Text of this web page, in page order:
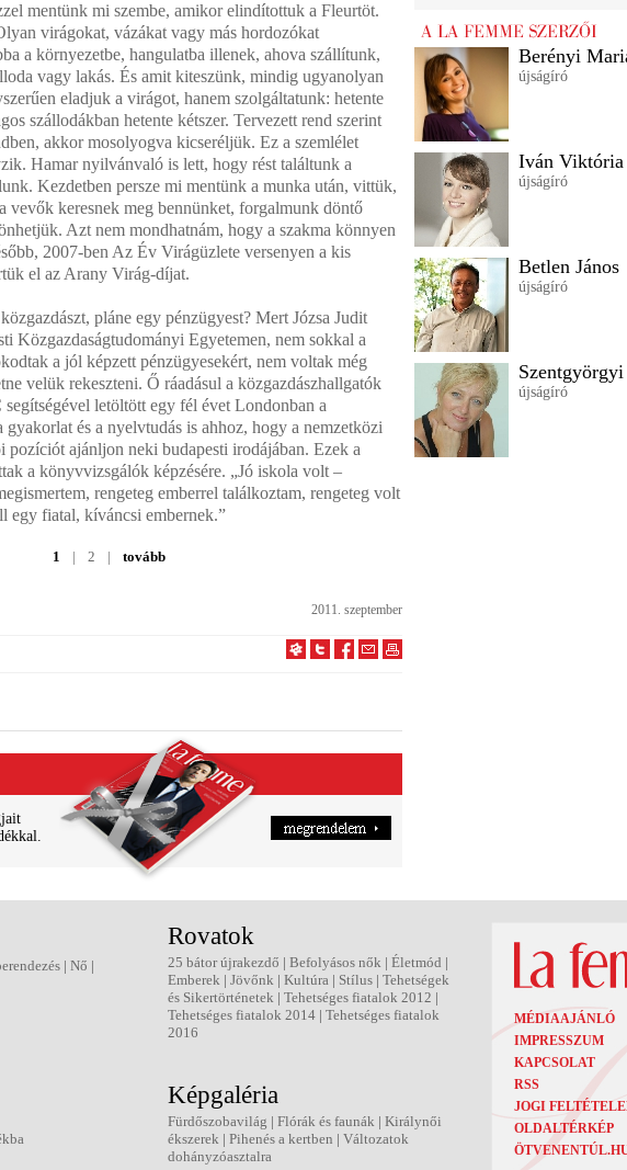
mentünk mi szembe, amikor elindítottuk a Fleurtöt.
virágokat, vázákat vagy más hordozókat
a környezetbe, hangulatba illenek, ahova szállítunk,
vagy lakás. És amit kiteszünk, mindig ugyanolyan
eladjuk a virágot, hanem szolgáltatunk: hetente
szállodákban hetente kétszer. Tervezett rend szerint
akkor mosolyogva kicseréljük. Ez a szemlélet
Hamar nyilvánvaló is lett, hogy rést találtunk a
Kezdetben persze mi mentünk a munka után, vittük,
vevők keresnek meg bennünket, forgalmunk döntő
Azt nem mondhatnám, hogy a szakma könnyen
2007-ben Az Év Virágüzlete versenyen a kis
el az Arany Virág-díjat.
pláne egy pénzügyest? Mert Józsa Judit
Közgazdaságtudományi Egyetemen, nem sokkal a
a jól képzett pénzügyesekért, nem voltak még
velük rekeszteni. Ő ráadásul a közgazdászhallgatók
letöltött egy fél évet Londonban a
és a nyelvtudás is ahhoz, hogy a nemzetközi
ajánljon neki budapesti irodájában. Ezek a
a könyvvizsgálók képzésére. „Jó iskola volt –
rengeteg emberrel találkoztam, rengeteg volt
egy fiatal, kíváncsi embernek.”
1 | 2 | tovább
2011. szeptember
Berényi
újságíró
Iván Viktória
újságíró
Betlen János
újságíró
újságíró
| Nő |
Rovatok
25 bátor újrakezdő | Befolyásos nők | Életmód |
Emberek | Jövőnk | Kultúra | Stílus | Tehetségek
és Sikertörténetek | Tehetséges fiatalok 2012 |
Tehetséges fiatalok 2014 | Tehetséges fiatalok
2016
MÉDIAAJÁNLÓ
IMPRESSZUM
KAPCSOLAT
RSS
JOGI
OLDALTÉRKÉP
Képgaléria
Fürdőszobavilág | Flórák és faunák | Királynői
ékszerek | Pihenés a kertben | Változatok
dohányzóasztalra